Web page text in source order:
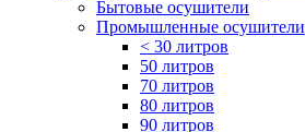
Бытовые осушители
Промышленные осушители
< 30 литров
50 литров
70 литров
80 литров
90 литров